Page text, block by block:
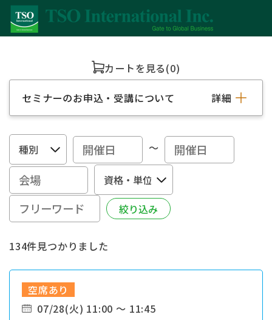
カートを見る(0)
セミナーのお申込・受講について 詳細
～
134件見つかりました
空席あり
07/28(火) 11:00 ～ 11:45